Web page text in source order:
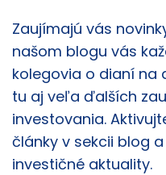
Články
Zaujímajú vás
našom blogu vás
kolegovia o dianí na
tu aj veľa ďalších
investovania.
články v sekcii blog
investičné aktuality.